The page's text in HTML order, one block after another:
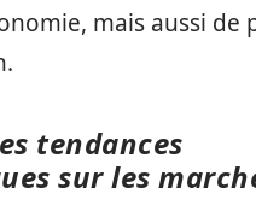
mais aussi de
tendances
sur les